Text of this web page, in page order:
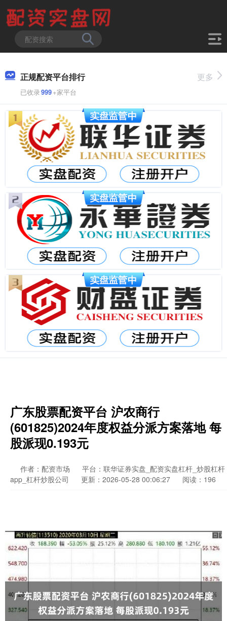
正规配资平台排行
已收录999+家平台
更多
广东股票配资平台 沪农商行
(601825)2024年度权益分派方案落地 每
股派现0.193元
作者：配资市场
平台：联华证券实盘_配资实盘杠杆_炒股杠杆
app_杠杆炒股公司
更新：2026-05-28 00:06:27 阅读：196